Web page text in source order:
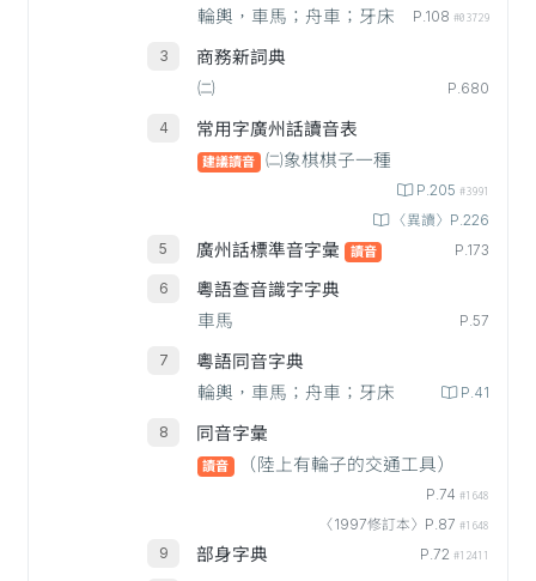
輪輿，車馬；舟車；牙床
P.108 #03729
商務新詞典
㈡
P.680
常用字廣州話讀音表
建議讀音 ㈡象棋棋子一種
P.205 #3991
〈異讀〉P.226
廣州話標準音字彙 讀音 P.173
粵語查音識字字典
車馬
P.57
粵語同音字典
輪輿，車馬；舟車；牙床
P.41
同音字彙
讀音 （陸上有輪子的交通工具）
P.74 #1648
〈1997修訂本〉P.87 #1648
部身字典 P.72 #12411